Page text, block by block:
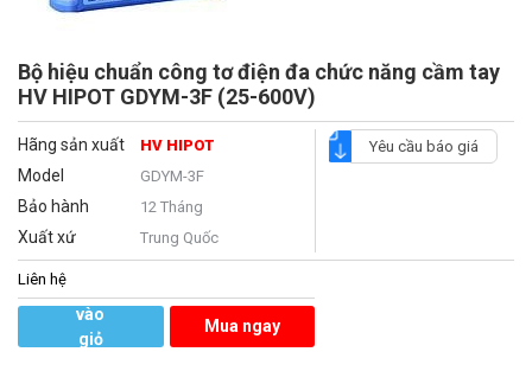
Bộ hiệu chuẩn công tơ điện đa chức năng cầm tay
HV HIPOT GDYM-3F (25-600V)
Hãng sản xuất HV HIPOT
Model GDYM-3F
Bảo hành 12 Tháng
Xuất xứ Trung Quốc
Yêu cầu báo giá
Liên hệ
vào
giỏ
Mua ngay